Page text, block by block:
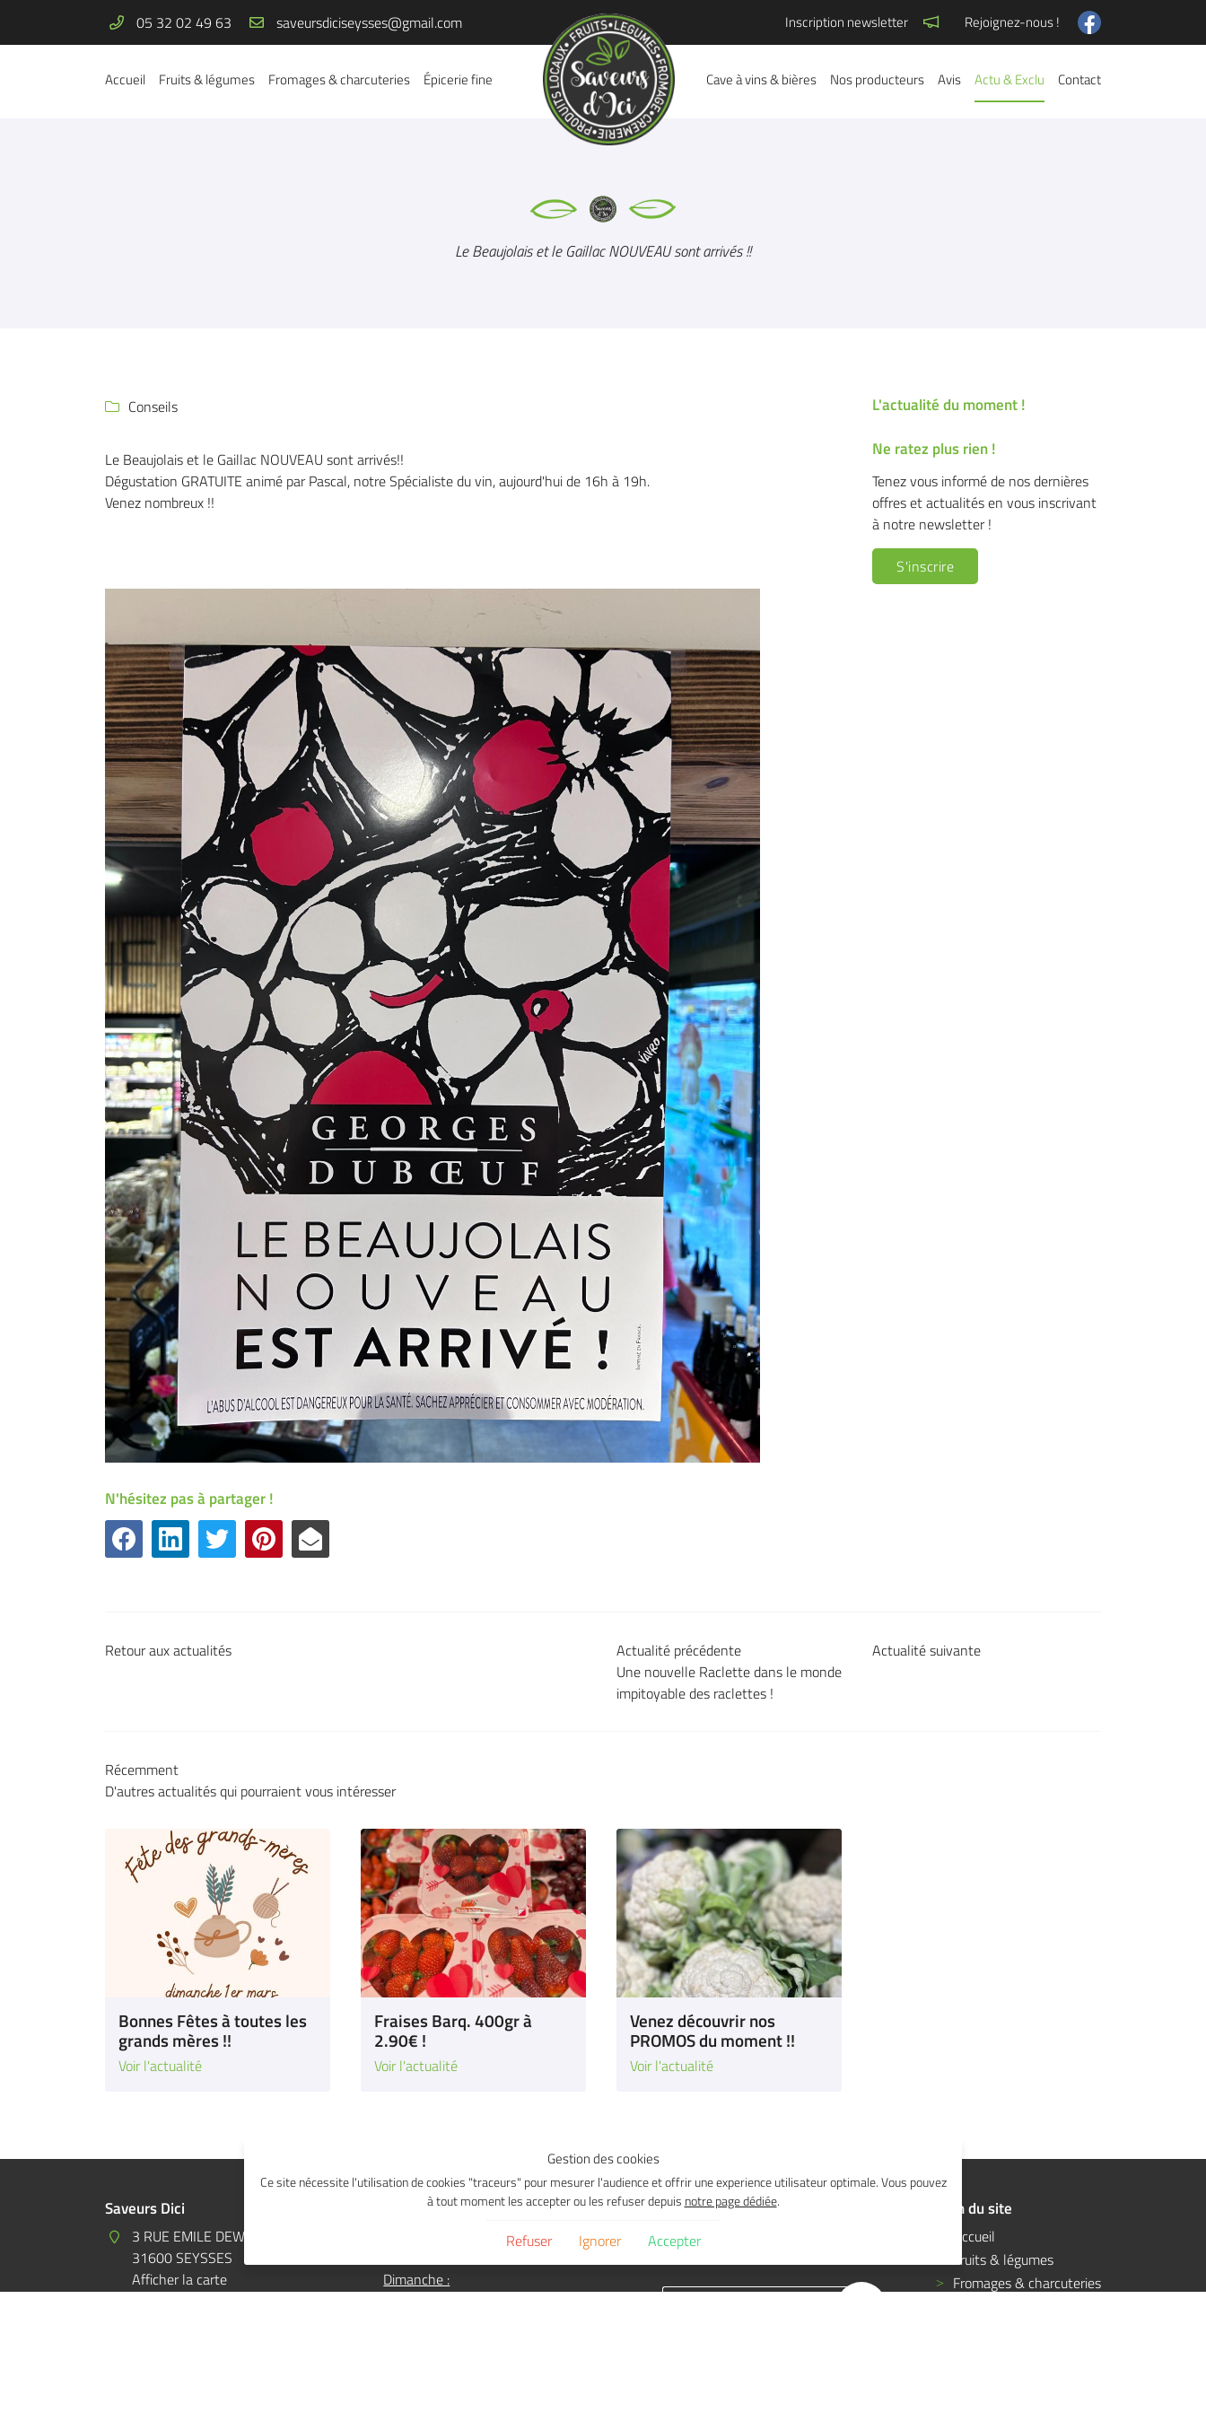
05 32 02 49 63 Inscription newsletter Rejoignez-nous !
Accueil Fruits & légumes Fromages & charcuteries Épicerie fine Cave à vins & bières Nos producteurs Avis Actu & Exclu Contact
3 RUE EMILE DEWOITINE
05 32 02 49 63
Code Captcha
Rafraîchir le captcha
En cochant cette case, vous consentez à recevoir nos propositions commerciales à l'adresse
Le Beaujolais et le Gaillac NOUVEAU sont arrivés !!
 Conseils
Le Beaujolais et le Gaillac NOUVEAU sont arrivés!!
Dégustation GRATUITE animé par Pascal, notre Spécialiste du vin, aujourd'hui de 16h à 19h.
Venez nombreux !!
N'hésitez pas à partager !
L'actualité du moment !
Ne ratez plus rien !
Tenez vous informé de nos dernières
offres et actualités en vous inscrivant
à notre newsletter !
S'inscrire
Retour aux actualités
Actualité précédente
Une nouvelle Raclette dans le monde
impitoyable des raclettes !
Actualité suivante
Récemment
D'autres actualités qui pourraient vous intéresser
Bonnes Fêtes à toutes les
grands mères !!
Voir l'actualité
Fraises Barq. 400gr à
2.90€ !
Voir l'actualité
Venez découvrir nos
PROMOS du moment !!
Voir l'actualité
Saveurs Dici
3 RUE EMILE DEWOITINE
31600 SEYSSES
Afficher la carte
Horaires d'ouverture :
Dimanche :
Restez informés
Tenez vous informés de nos dernières
Plan du site
Accueil
Fruits & légumes
Fromages & charcuteries
Gestion des cookies
Ce site nécessite l'utilisation de cookies "traceurs" pour mesurer l'audience et offrir une experience utilisateur optimale. Vous pouvez
à tout moment les accepter ou les refuser depuis notre page dédiée.
Refuser Ignorer Accepter